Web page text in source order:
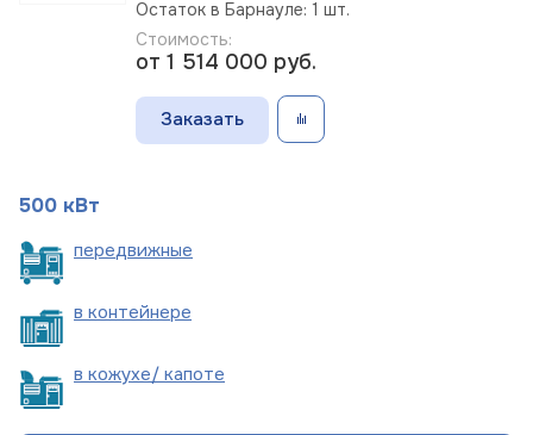
Остаток в Барнауле: 1 шт.
Стоимость:
от 1 514 000 руб.
Заказать
500 кВт
передвижные
в контейнере
в кожухе/ капоте